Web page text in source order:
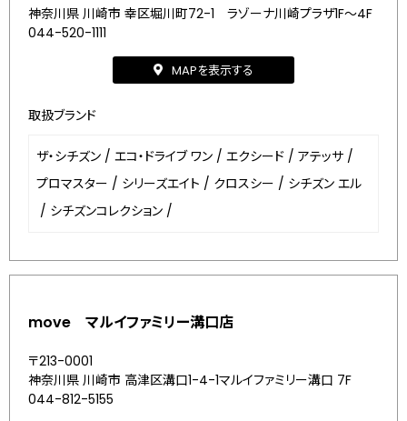
神奈川県 川崎市 幸区堀川町72-1 ラゾーナ川崎プラザ1F～4F
044-520-1111
MAPを表示する
取扱ブランド
ザ・シチズン / エコ・ドライブ ワン / エクシード / アテッサ /
プロマスター / シリーズエイト / クロスシー / シチズン エル
/ シチズンコレクション /
move マルイファミリー溝口店
〒213-0001
神奈川県 川崎市 高津区溝口1-4-1マルイファミリー溝口 7F
044-812-5155